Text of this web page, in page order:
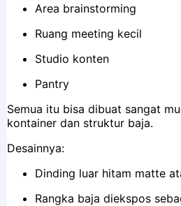
Area brainstorming
Ruang meeting kecil
Studio konten
Pantry
Semua itu bisa dibuat sangat
kontainer dan struktur baja.
Desainnya:
Dinding luar hitam matte
Rangka baja diekspos